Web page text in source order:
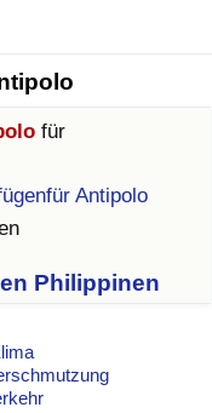
für
Antipolo
Philippinen
Land